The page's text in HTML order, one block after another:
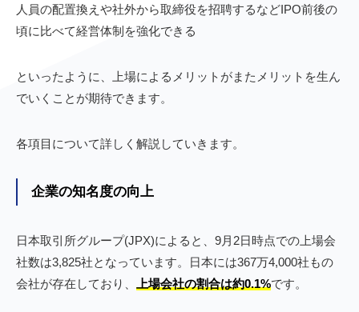
人員の配置換えや社外から取締役を招聘するなどIPO前後の
頃に比べて経営体制を強化できる
といったように、上場によるメリットがまたメリットを生ん
でいくことが期待できます。
各項目について詳しく解説していきます。
企業の知名度の向上
日本取引所グループ(JPX)によると、9月2日時点での上場会
社数は3,825社となっています。日本には367万4,000社もの
会社が存在しており、
上場会社の割合は約0.1%です。